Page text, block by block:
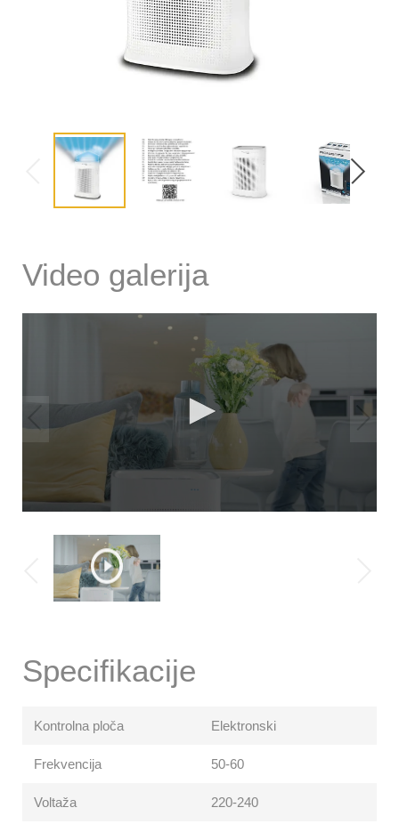
Video galerija
Specifikacije
Kontrolna ploča Elektronski
Frekvencija 50-60
Voltaža 220-240